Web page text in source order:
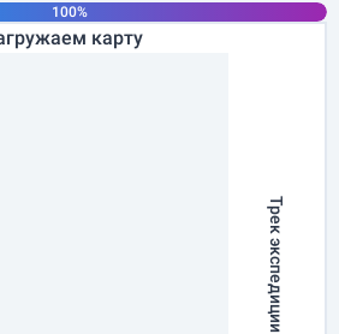
100%
карту
Трек экспедиции